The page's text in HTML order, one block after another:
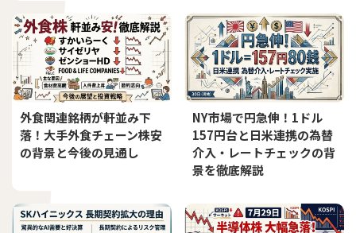
外食関連銘柄が軒並み下
落！大手外食チェーン株安
の背景と今後の見通し
NY市場で円急伸！1ドル
157円台と日米連携の為替
介入・レートチェックの背
景を徹底解説